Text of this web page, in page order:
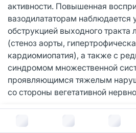
В корзину за
активности. Повышенная
вазодилататорам наблюдается
обструкцией выходного тракта
(стеноз аорты,
кардиомиопатия), а также с
синдромом множественной
проявляющимся тяжелым
со стороны вегетативной
Поскольку совместное
адреноблокаторов может